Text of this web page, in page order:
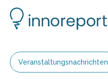
Veranstaltungsnachrichten